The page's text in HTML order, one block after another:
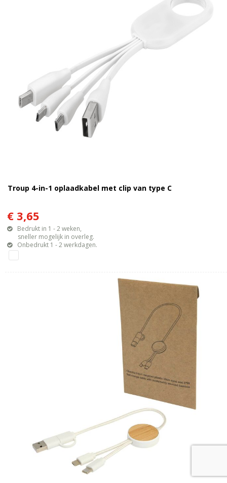
Troup 4-in-1 oplaadkabel met clip van type C
€ 3,65
Bedrukt in 1 - 2 weken,
sneller mogelijk in overleg.
Onbedrukt 1 - 2 werkdagen.